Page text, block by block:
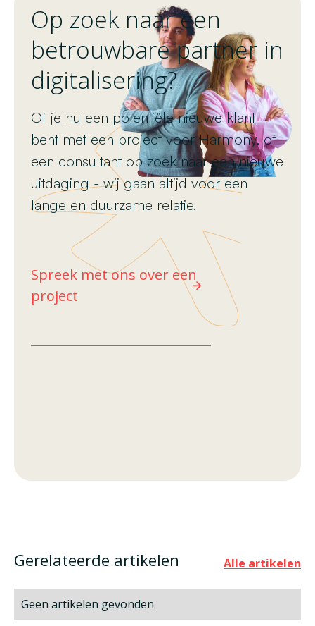
Op zoek naar een
betrouwbare partner in
digitalisering?
Of je nu een potentiële nieuwe klant
bent met een project voor Harmony, of
een consultant op zoek naar een nieuwe
uitdaging - wij gaan altijd voor een
lange en duurzame relatie.
Spreek met ons over een
project
Gerelateerde artikelen Alle artikelen
Geen artikelen gevonden